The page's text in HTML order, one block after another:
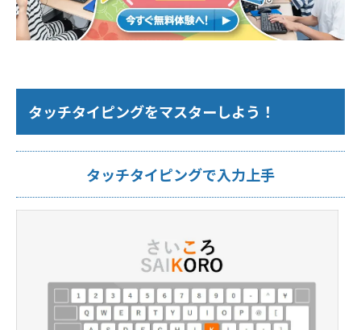
タッチタイピングをマスターしよう！
タッチタイピングで入力上手